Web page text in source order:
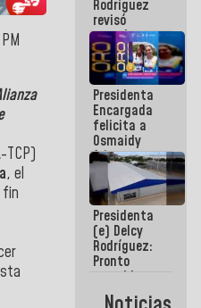
TCP)
, el
fin
2026
Rodríguez
revisó
agenda
económica y
ejecución de
fondos de
emergencia
post-sismos
Presidenta
Encargada
felicita a
Osmaidy
Arias y
Giraly
Marcano por
hacer
historia en
los
Centroamericanos
Presidenta
(e) Delcy
Rodríguez:
Pronto
restableceremos
las